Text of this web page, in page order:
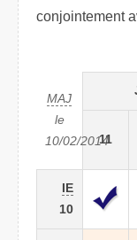
conjointement
MAJ
le
10/02/2014
11
IE
10